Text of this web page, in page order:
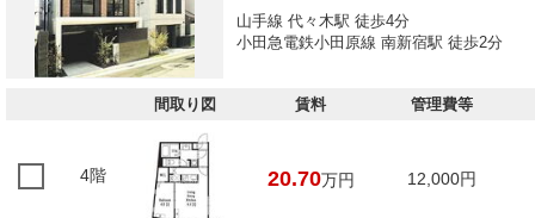
山手線 代々木駅 徒歩4分
小田急電鉄小田原線 南新宿駅 徒歩2分
間取り図 賃料 管理費等
4階 20.70万円 12,000円